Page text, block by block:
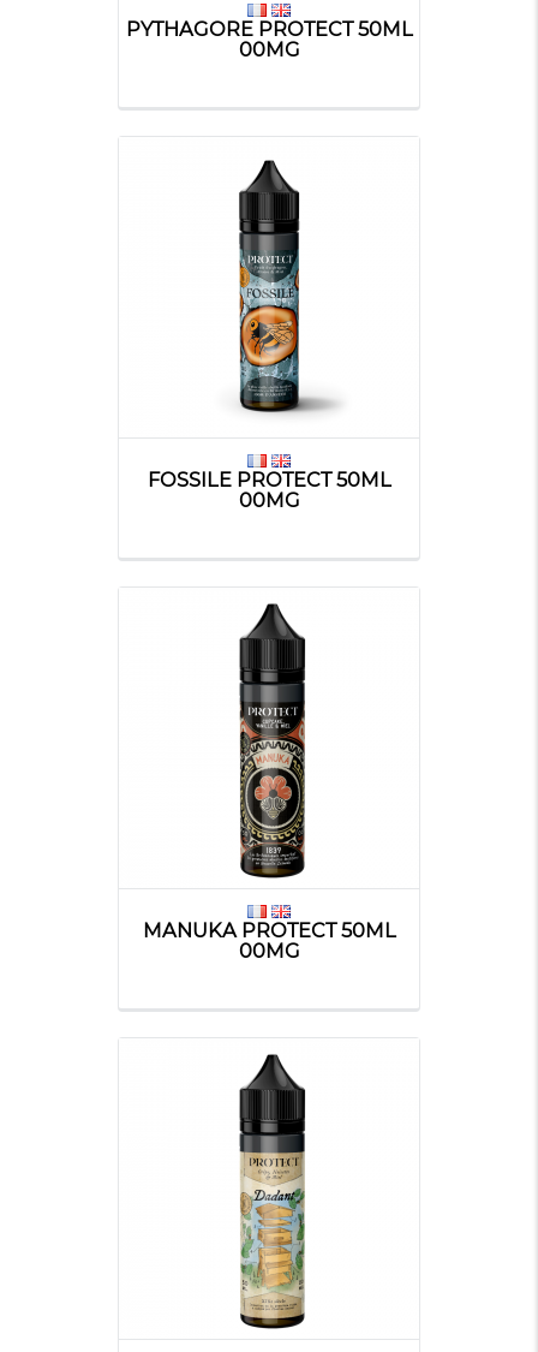
PYTHAGORE PROTECT 50ML
00MG
FOSSILE PROTECT 50ML
00MG
MANUKA PROTECT 50ML
00MG